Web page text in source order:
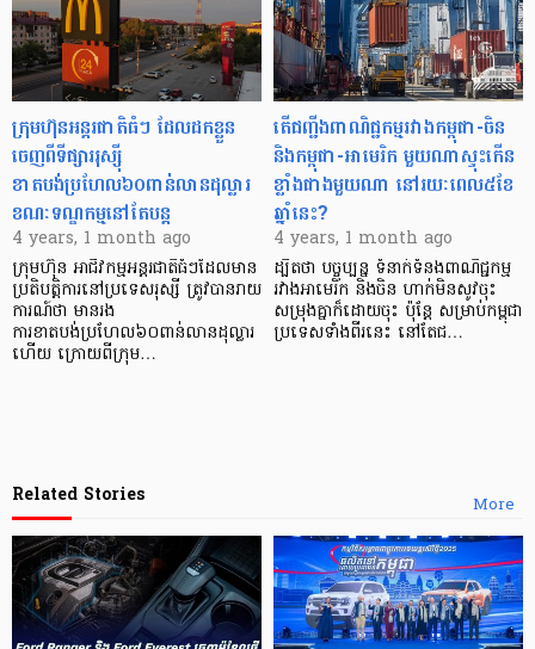
ក្រុមហ៊ុនអន្តរជាតិធំៗ ដែលដកខ្លួន
ចេញពីទីផ្សាររុស្ស៊ី
ខាតបង់ប្រហែល៦០ពាន់លានដុល្លារ
ខណៈទណ្ឌកម្មនៅតែបន្ត
4 years, 1 month ago
ក្រុមហ៊ុន អាជីវកម្មអន្តរជាតិធំៗដែលមាន
ប្រតិបត្តិការនៅប្រទេសរុស្សី ត្រូវបានរាយ
ការណ៍ថា មានរង
ការខាតបង់ប្រហែល៦០ពាន់លានដុល្លារ
ហើយ ក្រោយពីក្រុម…
តើជញ្ជីងពាណិជ្ជកម្មរវាងកម្ពុជា-ចិន
និងកម្ពុជា-អាមេរិក មួយណាស្ទុះកើន
ខ្លាំងជាងមួយណា នៅរយៈពេល៥ខែ
ឆ្នាំនេះ?
4 years, 1 month ago
ដ្បិតថា បច្ចុប្បន្ន ទំនាក់ទំនងពាណិជ្ជកម្ម
រវាងអាមេរិក និងចិន ហាក់មិនសូវចុះ
សម្រុងគ្នាក៏ដោយចុះ ប៉ុន្ដែ សម្រាប់កម្ពុជា
ប្រទេសទាំងពីរនេះ នៅតែជ…
More
Related Stories